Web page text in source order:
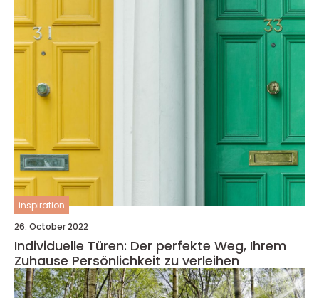
inspiration
26. October 2022
Individuelle Türen: Der perfekte Weg, Ihrem
Zuhause Persönlichkeit zu verleihen